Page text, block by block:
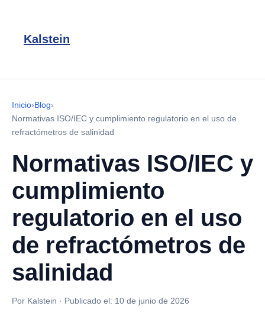
Kalstein
Inicio›Blog›
Normativas ISO/IEC y cumplimiento regulatorio en el uso de
refractómetros de salinidad
Normativas ISO/IEC y
cumplimiento
regulatorio en el uso
de refractómetros de
salinidad
Por Kalstein · Publicado el: 10 de junio de 2026